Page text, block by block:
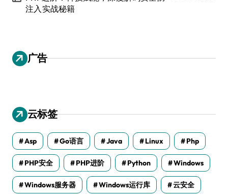
注入实战秘籍
广告
云标签
Asp Go语言 Java Linux Php
PHP安全 PHP进阶 Python Windows
Windows服务器 Windows运行库 云安全